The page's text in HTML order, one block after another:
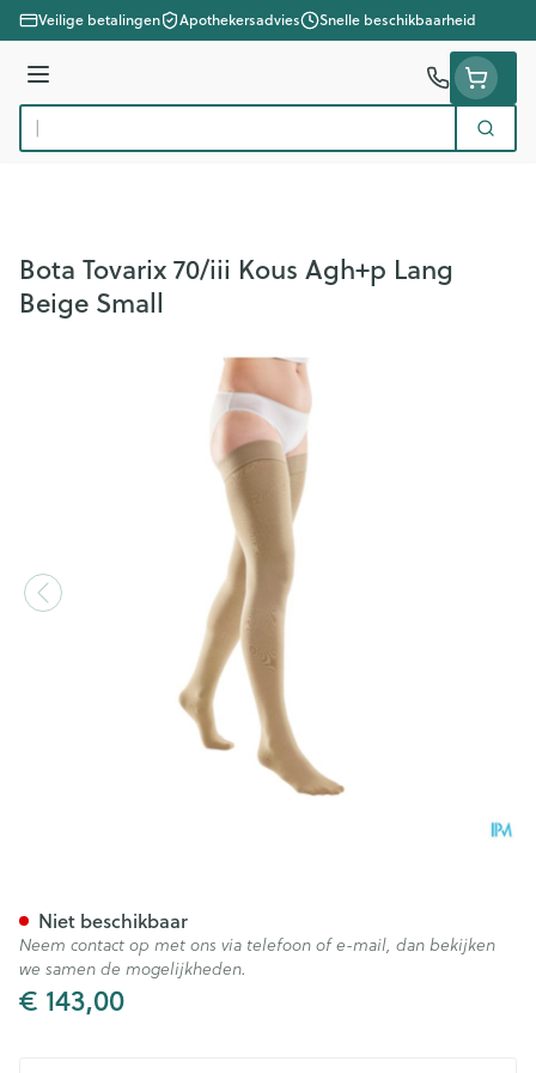
Ga naar de inhoud
Veilige betalingen Apothekersadvies Snelle beschikbaarheid
Menu
Product, merk, categorie...
Zoek
Bota Tovarix 70/iii Kous Agh+p Lang
Beige Small
€ 143,00
Niet beschikbaar
Neem contact op met ons via telefoon of e-mail, dan bekijken
we samen de mogelijkheden.